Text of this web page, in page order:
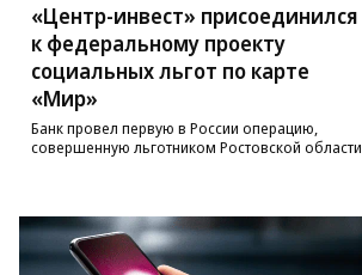
«Центр-инвест» присоединился
к федеральному проекту
социальных льгот по карте
«Мир»
Банк провел первую в России операцию,
совершенную льготником Ростовской области